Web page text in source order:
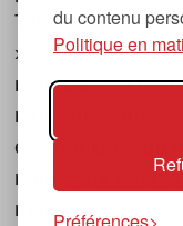
du contenu
Politique en
Tsugi en
», ce qui
magazine, à
musicales,
électronique, du
nouveaux
musique.